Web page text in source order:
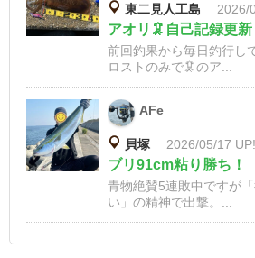
東二見人工島 2026/
アオリ🦑自己記録更
前回釣果から毎日釣行し
ロストのみで🦑のア...
AFe
貝塚 2026/05/17 UP!
ブリ91cm粘り勝ち！
青物絶賛5連敗中ですが
い」の精神で出撃。...